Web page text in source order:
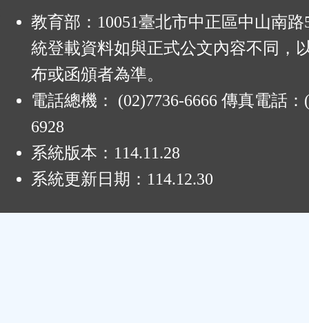
教育部：10051臺北市中正區中山南
統登載資料如與正式公文內容不同，
布或函頒者為準。
電話總機： (02)7736-6666 傳真電話：
6928
系統版本： 114.11.28
系統更新日期： 114.12.30